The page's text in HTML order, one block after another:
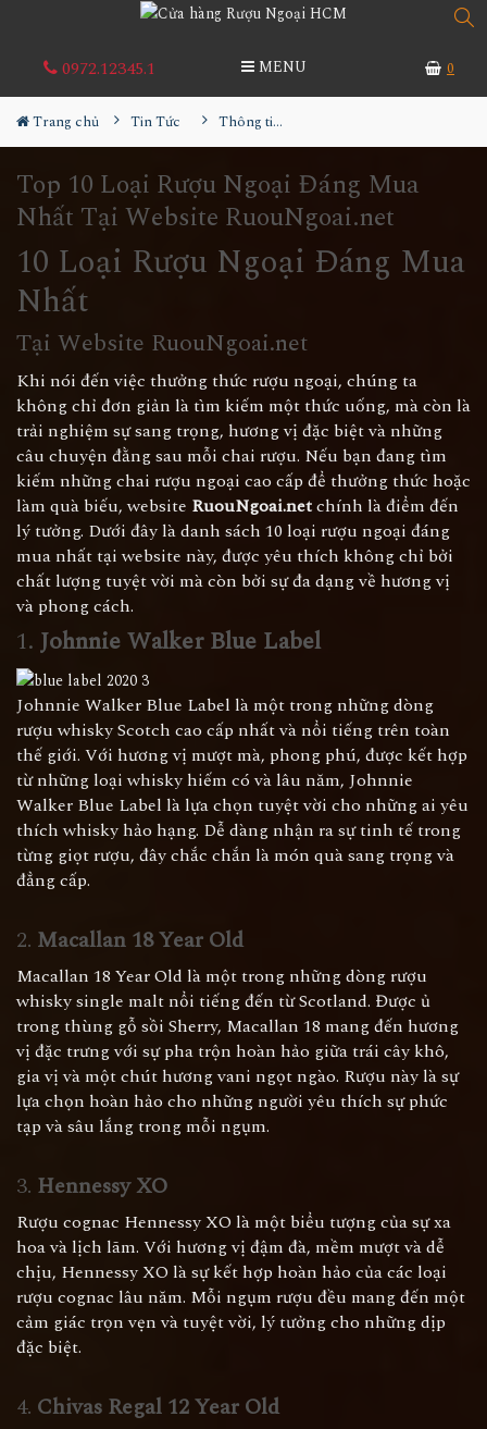
0972.12345.1 MENU 0
Trang chủ Tin Tức Thông tin Rượu ngoại
Top 10 Loại Rượu Ngoại Đáng Mua
Nhất Tại Website RuouNgoai.net
10 Loại Rượu Ngoại Đáng Mua
Nhất
Tại Website RuouNgoai.net
Khi nói đến việc thưởng thức rượu ngoại, chúng ta
không chỉ đơn giản là tìm kiếm một thức uống, mà còn là
trải nghiệm sự sang trọng, hương vị đặc biệt và những
câu chuyện đằng sau mỗi chai rượu. Nếu bạn đang tìm
kiếm những chai rượu ngoại cao cấp để thưởng thức hoặc
làm quà biếu, website RuouNgoai.netchính là điểm đến
lý tưởng. Dưới đây là danh sách 10 loại rượu ngoại đáng
mua nhất tại website này, được yêu thích không chỉ bởi
chất lượng tuyệt vời mà còn bởi sự đa dạng về hương vị
và phong cách.
1. Johnnie Walker Blue Label
Johnnie Walker Blue Label là một trong những dòng
rượu whisky Scotch cao cấp nhất và nổi tiếng trên toàn
thế giới. Với hương vị mượt mà, phong phú, được kết hợp
từ những loại whisky hiếm có và lâu năm, Johnnie
Walker Blue Label là lựa chọn tuyệt vời cho những ai yêu
thích whisky hảo hạng. Dễ dàng nhận ra sự tinh tế trong
từng giọt rượu, đây chắc chắn là món quà sang trọng và
đẳng cấp.
2. Macallan 18 Year Old
Macallan 18 Year Old là một trong những dòng rượu
whisky single malt nổi tiếng đến từ Scotland. Được ủ
trong thùng gỗ sồi Sherry, Macallan 18 mang đến hương
vị đặc trưng với sự pha trộn hoàn hảo giữa trái cây khô,
gia vị và một chút hương vani ngọt ngào. Rượu này là sự
lựa chọn hoàn hảo cho những người yêu thích sự phức
tạp và sâu lắng trong mỗi ngụm.
3. Hennessy XO
Rượu cognac Hennessy XO là một biểu tượng của sự xa
hoa và lịch lãm. Với hương vị đậm đà, mềm mượt và dễ
chịu, Hennessy XO là sự kết hợp hoàn hảo của các loại
rượu cognac lâu năm. Mỗi ngụm rượu đều mang đến một
cảm giác trọn vẹn và tuyệt vời, lý tưởng cho những dịp
đặc biệt.
4. Chivas Regal 12 Year Old